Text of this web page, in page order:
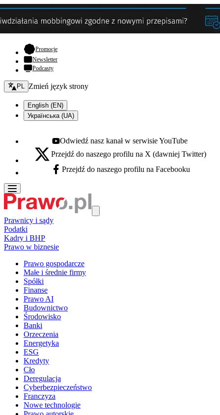
Promocje- otwiera się w nowej karcie
Newsletter
Podcasty
Zmień język - bieżący:
PL Zmień język strony
English (EN)
Українська (UA)
Youtube - otwiera się w nowej karcie
Odwiedź nasz kanał w serwisie YouTube
X - otwiera się w nowej karcie
Przejdź do naszego profilu na X (dawniej Twitter)
Facebook - otwiera się w nowej karcie
Przejdź do naszego profilu na Facebooku
Prawnicy i sądy
Podatki
Kadry i BHP
Prawo w biznesie
Prawo gospodarcze
Małe i średnie firmy
Spółki
Finanse
Prawo AI
Budownictwo
Środowisko
Banki
Orzeczenia
Energetyka
ESG
Kredyty
Cło
Deregulacja
Cyberbezpieczeństwo
Franczyza
Nowe technologie